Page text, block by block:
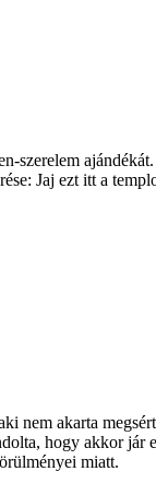
Jaj ezt itt a
akarta
hogy akkor jár
miatt.